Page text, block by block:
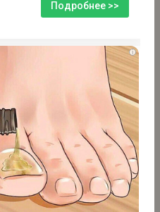
Подробнее >>
i